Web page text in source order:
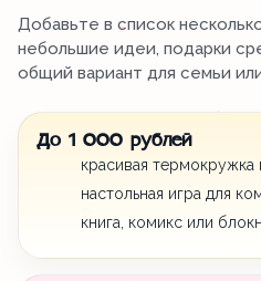
Добавьте в список
небольшие идеи, подарки
общий вариант для семьи
До 1 000 рублей
красивая термокружка
настольная игра для
книга, комикс или